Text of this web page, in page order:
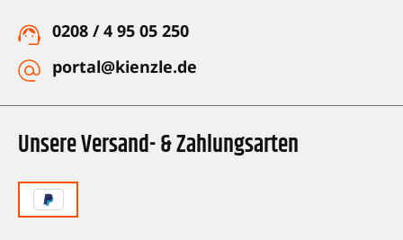
Unsere Versand- & Zahlungsarten
0208 / 4 95 05 250
portal@kienzle.de